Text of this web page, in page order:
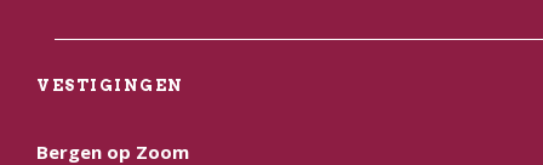
VESTIGINGEN
Bergen op Zoom